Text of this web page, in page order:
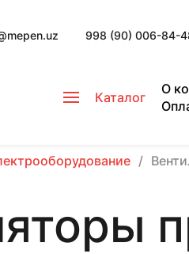
998 (90) 006-84-
Каталог
О